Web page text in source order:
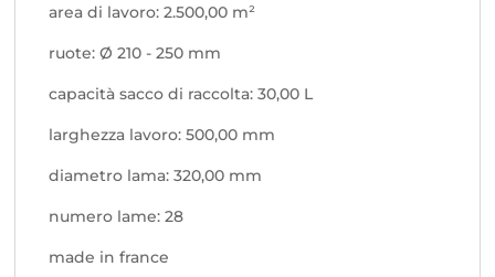
area di lavoro: 2.500,00 m²
ruote: Ø 210 - 250 mm
capacità sacco di raccolta: 30,00 L
larghezza lavoro: 500,00 mm
diametro lama: 320,00 mm
numero lame: 28
made in france